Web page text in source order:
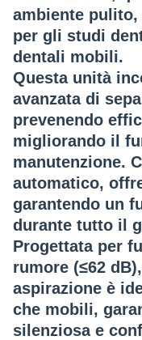
ambiente
per gli studi
dentali mobili.
Questa unità
avanzata di
prevenendo
migliorando il
manutenzione.
automatico,
garantendo un
durante tutto il
Progettata per
rumore (≤62
aspirazione è
che mobili,
silenziosa e